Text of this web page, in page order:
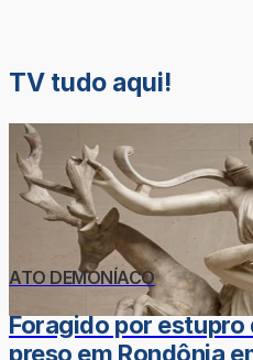
TV tudo aqui!
ATO DEMONÍACO
Foragido por estupro
preso em Rondônia